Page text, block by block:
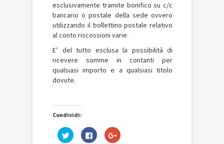
esclusivamente tramite bonifico su c/c
bancario o postale della sede ovvero
utilizzando il bollettino postale relativo
al conto riscossioni varie.
E’ del tutto esclusa la possibilità di
ricevere somme in contanti per
qualsiasi importo e a qualsiasi titolo
dovute.
Condividi:
Fai
clic
Fai
clic
Fai
clic